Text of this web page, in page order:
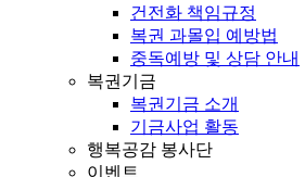
건전화 책임규정
복권 과몰입 예방법
중독예방 및 상담 안내
복권기금
복권기금 소개
기금사업 활동
행복공감 봉사단
이벤트